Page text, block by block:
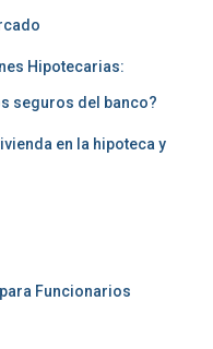
Hipotecarias:
seguros del banco?
en la hipoteca y
Funcionarios